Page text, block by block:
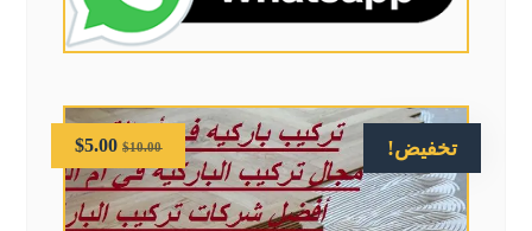
تخفيض! $10.00
$5.00